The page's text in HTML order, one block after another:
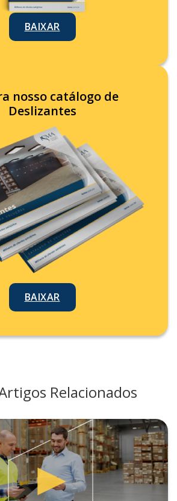
BAIXAR
nosso catálogo de
Deslizantes
BAIXAR
Relacionados